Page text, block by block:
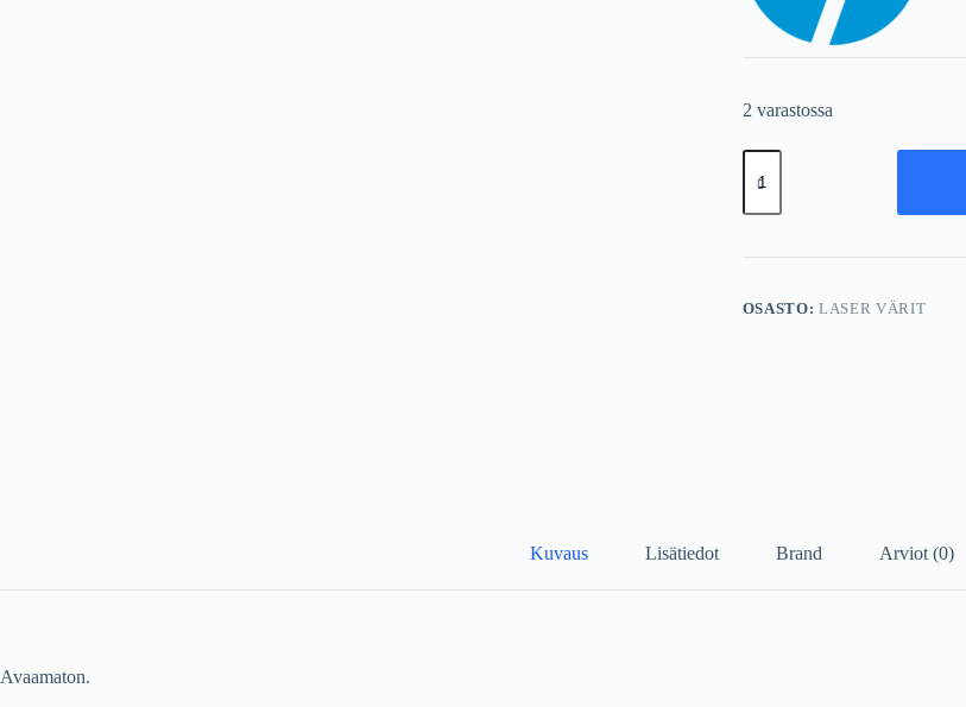
2 varastossa
Värikasetti
HP
49X
OSASTO: LASER VÄRIT
Kuvaus Lisätiedot Brand Arviot (0)
Avaamaton.